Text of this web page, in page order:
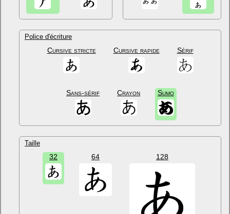
Police d'écriture
Cursive stricte Cursive rapide Sérif
Sans-sérif Crayon Sumo
Taille
32 64 128